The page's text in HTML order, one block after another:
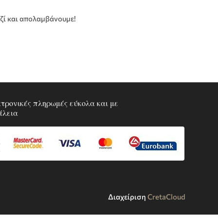
και απολαμβάνουμε!
πληρωμές εύκολα και με
Διαχείριση CretaCloud